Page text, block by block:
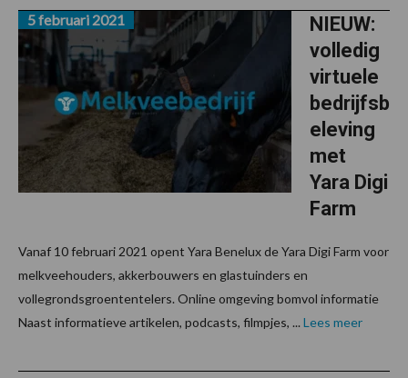
NIEUW:
volledig
virtuele
bedrijfsb
eleving
met
Yara Digi
Farm
5 februari 2021
Vanaf 10 februari 2021 opent Yara Benelux de Yara Digi Farm voor
melkveehouders, akkerbouwers en glastuinders en
vollegrondsgroententelers. Online omgeving bomvol informatie
Naast informatieve artikelen, podcasts, filmpjes, ... Lees meer